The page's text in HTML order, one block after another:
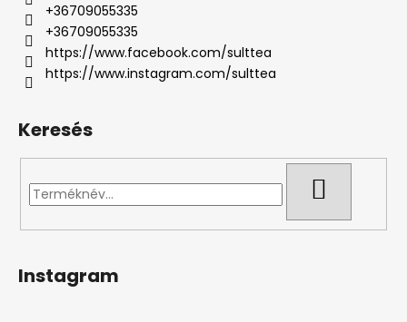
+36709055335
+36709055335
https://www.facebook.com/sulttea
https://www.instagram.com/sulttea
Keresés
Instagram